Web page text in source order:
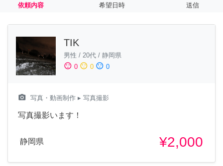
依頼内容 希望日時 送信
TIK
男性 / 20代 / 静岡県
sentiment_satisfied 0 sentiment_neutral 0 sentiment_dissatisfied 0
camera_alt 写真・動画制作 ▸ 写真撮影
写真撮影います！
静岡県 ¥2,000